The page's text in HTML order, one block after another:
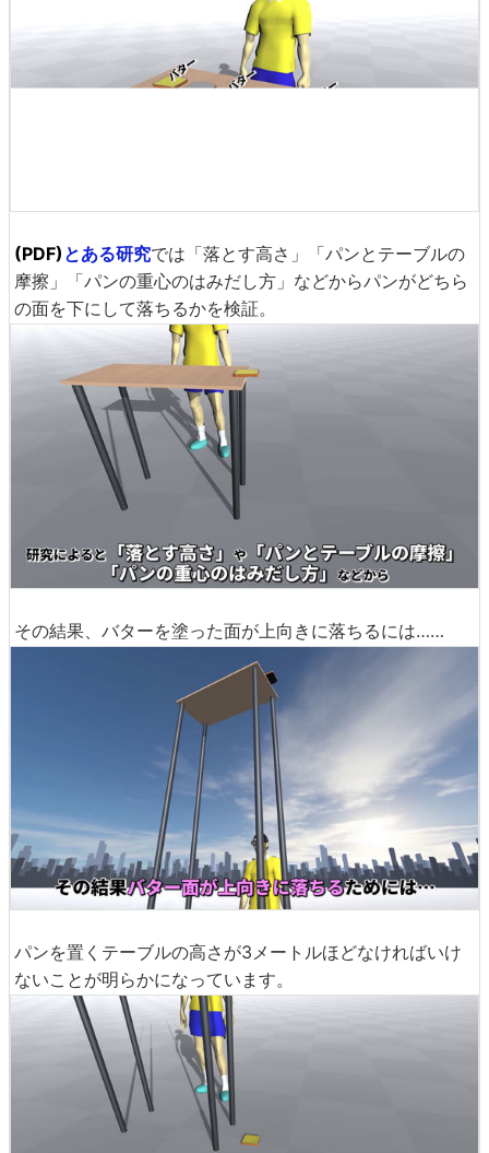
(PDF) とある研究では「落とす高さ」「パンとテーブルの
摩擦」「パンの重心のはみだし方」などからパンがどちら
の面を下にして落ちるかを検証。
その結果、バターを塗った面が上向きに落ちるには……
パンを置くテーブルの高さが3メートルほどなければいけ
ないことが明らかになっています。